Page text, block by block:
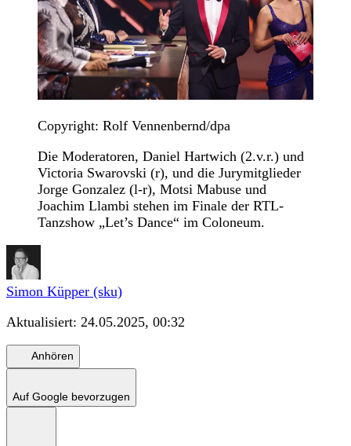
Copyright: Rolf Vennenbernd/dpa
Die Moderatoren, Daniel Hartwich (2.v.r.) und
Victoria Swarovski (r), und die Jurymitglieder
Jorge Gonzalez (l-r), Motsi Mabuse und
Joachim Llambi stehen im Finale der RTL-
Tanzshow „Let’s Dance“ im Coloneum.
Simon Küpper (sku)
Aktualisiert: 24.05.2025, 00:32
Anhören
Auf Google bevorzugen